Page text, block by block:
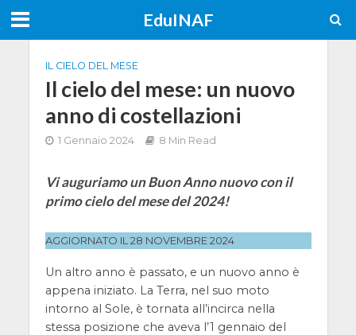
EduINAF
IL CIELO DEL MESE
Il cielo del mese: un nuovo
anno di costellazioni
1 Gennaio 2024 8 Min Read
Vi auguriamo un Buon Anno nuovo con il
primo cielo del mese del 2024!
AGGIORNATO IL 28 NOVEMBRE 2024
Un altro anno è passato, e un nuovo anno è
appena iniziato. La Terra, nel suo moto
intorno al Sole, è tornata all’incirca nella
stessa posizione che aveva l’1 gennaio del